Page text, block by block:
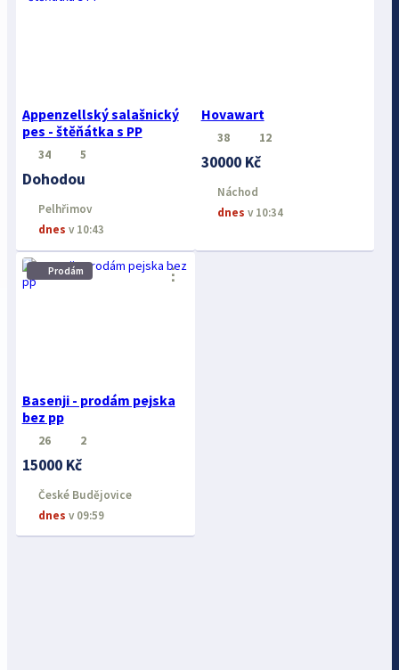
Appenzellský salašnický
pes - štěňátka s PP
34 5
Dohodou
Pelhřimov
dnes v 10:43
Hovawart
38 12
30000 Kč
Náchod
dnes v 10:34
Prodám
Basenji - prodám pejska
bez pp
⋮
26 2
15000 Kč
České Budějovice
dnes v 09:59